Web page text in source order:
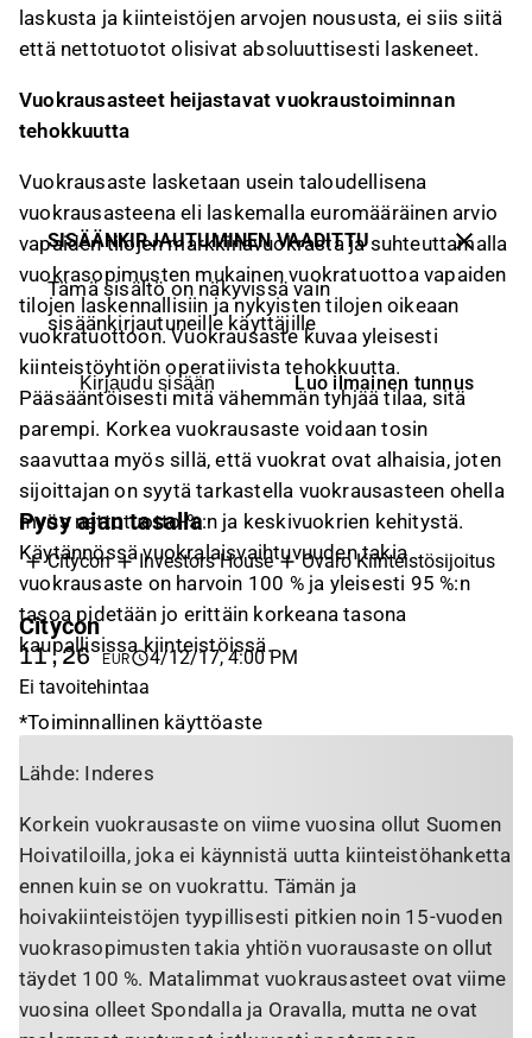
laskusta ja kiinteistöjen arvojen noususta, ei siis siitä
että nettotuotot olisivat absoluuttisesti laskeneet.
Vuokrausasteet heijastavat vuokraustoiminnan
tehokkuutta
Vuokrausaste lasketaan usein taloudellisena
vuokrausasteena eli laskemalla euromääräinen arvio
vapaiden tilojen markkinavuokrasta ja suhteuttamalla
vuokrasopimusten mukainen vuokratuottoa vapaiden
tilojen laskennallisiin ja nykyisten tilojen oikeaan
vuokratuottoon. Vuokrausaste kuvaa yleisesti
kiinteistöyhtiön operatiivista tehokkuutta.
Pääsääntöisesti mitä vähemmän tyhjää tilaa, sitä
parempi. Korkea vuokrausaste voidaan tosin
saavuttaa myös sillä, että vuokrat ovat alhaisia, joten
sijoittajan on syytä tarkastella vuokrausasteen ohella
myös nettotuotto-%:n ja keskivuokrien kehitystä.
Käytännössä vuokralaisvaihtuvuuden takia
vuokrausaste on harvoin 100 % ja yleisesti 95 %:n
tasoa pidetään jo erittäin korkeana tasona
kaupallisissa kiinteistöissä.
*Toiminnallinen käyttöaste
Lähde: Inderes
Korkein vuokrausaste on viime vuosina ollut Suomen
Hoivatiloilla, joka ei käynnistä uutta kiinteistöhanketta
ennen kuin se on vuokrattu. Tämän ja
hoivakiinteistöjen tyypillisesti pitkien noin 15-vuoden
vuokrasopimusten takia yhtiön vuorausaste on ollut
täydet 100 %. Matalimmat vuokrausasteet ovat viime
vuosina olleet Spondalla ja Oravalla, mutta ne ovat
SISÄÄNKIRJAUTUMINEN VAADITTU
Tämä sisältö on näkyvissä vain
sisäänkirjautuneille käyttäjille
Kirjaudu sisään Luo ilmainen tunnus
Pysy ajan tasalla
Citycon Investors House Ovaro Kiinteistösijoitus
Citycon
11,26 EUR
4/12/17, 4:00 PM
Ei tavoitehintaa